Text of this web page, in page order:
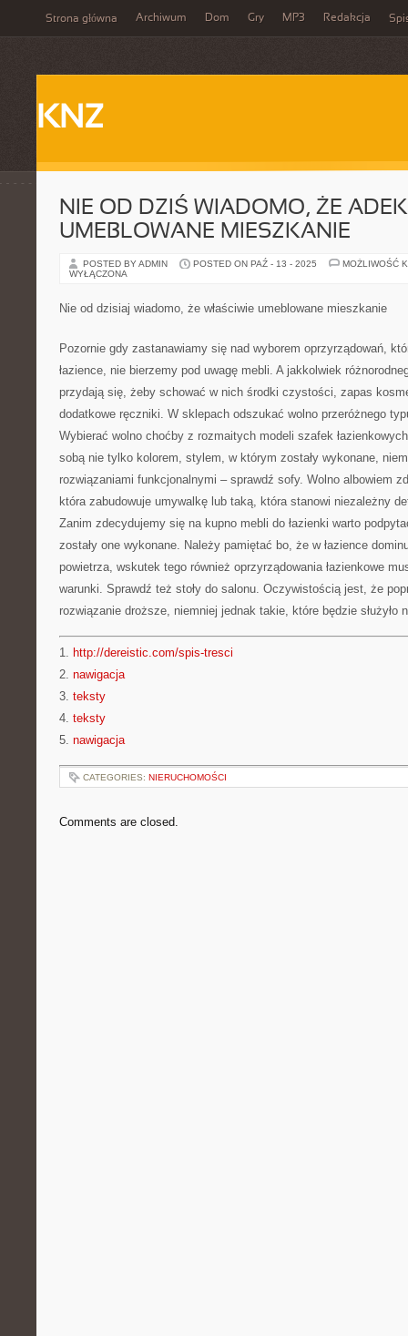
Strona główna Archiwum Dom Gry MP3 Redakcja
KNZ
NIE OD DZIŚ WIADOMO, ŻE
UMEBLOWANE MIESZKANIE
POSTED BY ADMIN POSTED ON PAŹ - 13 - 2025
MOŻLIWOŚĆ
WYŁĄCZONA
Nie od dzisiaj wiadomo, że właściwie umeblowane mieszkanie
Pozornie gdy zastanawiamy się nad wyborem oprzyrządowań,
łazience, nie bierzemy pod uwagę mebli. A jakkolwiek
przydają się, żeby schować w nich środki czystości, zapas
dodatkowe ręczniki. W sklepach odszukać wolno przeróżnego
Wybierać wolno choćby z rozmaitych modeli szafek
sobą nie tylko kolorem, stylem, w którym zostały wykonane,
rozwiązaniami funkcjonalnymi – sprawdź sofy. Wolno albowiem
która zabudowuje umywalkę lub taką, która stanowi niezależny
Zanim zdecydujemy się na kupno mebli do łazienki warto
zostały one wykonane. Należy pamiętać bo, że w łazience
powietrza, wskutek tego również oprzyrządowania łazienkowe
warunki. Sprawdź też stoły do salonu. Oczywistością jest, że
rozwiązanie droższe, niemniej jednak takie, które będzie służyło
1. http://dereistic.com/spis-tresci
2. nawigacja
3. teksty
4. teksty
5. nawigacja
CATEGORIES: NIERUCHOMOŚCI
Comments are closed.